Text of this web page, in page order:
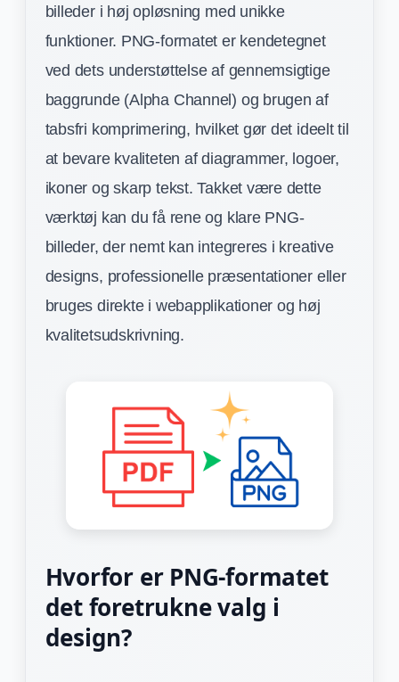
billeder i høj opløsning med unikke
funktioner. PNG-formatet er kendetegnet
ved dets understøttelse af gennemsigtige
baggrunde (Alpha Channel) og brugen af
tabsfri komprimering, hvilket gør det ideelt til
at bevare kvaliteten af diagrammer, logoer,
ikoner og skarp tekst. Takket være dette
værktøj kan du få rene og klare PNG-
billeder, der nemt kan integreres i kreative
designs, professionelle præsentationer eller
bruges direkte i webapplikationer og høj
kvalitetsudskrivning.
Hvorfor er PNG-formatet
det foretrukne valg i
design?